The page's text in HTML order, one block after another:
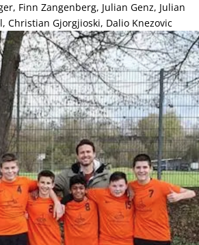
Finn Zangenberg, Julian Genz, Julian
Christian Gjorgjioski, Dalio Knezovic